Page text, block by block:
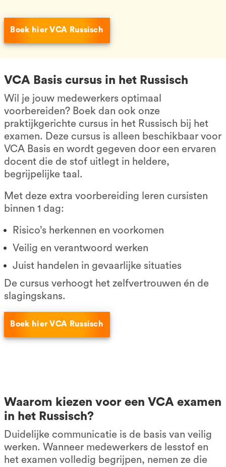
Boek hier VCA Russisch
VCA Basis cursus in het Russisch
Wil je jouw medewerkers optimaal
voorbereiden? Boek dan ook onze
praktijkgerichte cursus in het Russisch bij het
examen. Deze cursus is alleen beschikbaar voor
VCA Basis en wordt gegeven door een ervaren
docent die de stof uitlegt in heldere,
begrijpelijke taal.
Met deze extra voorbereiding leren cursisten
binnen 1 dag:
Risico’s herkennen en voorkomen
Veilig en verantwoord werken
Juist handelen in gevaarlijke situaties
De cursus verhoogt het zelfvertrouwen én de
slagingskans.
Boek hier VCA Russisch
Waarom kiezen voor een VCA examen
in het Russisch?
Duidelijke communicatie is de basis van veilig
werken. Wanneer medewerkers de lesstof en
het examen volledig begrijpen, nemen ze die